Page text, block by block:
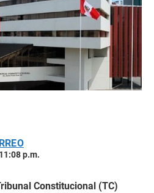
p.m.
Constitucional (TC)